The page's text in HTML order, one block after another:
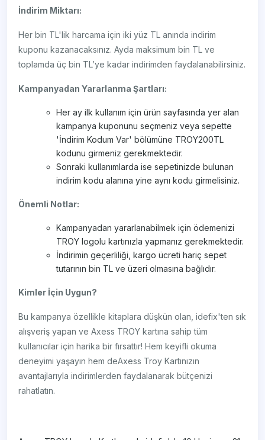
İndirim Miktarı:
Her bin TL'lik harcama için iki yüz TL anında indirim
kuponu kazanacaksınız. Ayda maksimum bin TL ve
toplamda üç bin TL’ye kadar indirimden faydalanabilirsiniz.
Kampanyadan Yararlanma Şartları:
Her ay ilk kullanım için ürün sayfasında yer alan
kampanya kuponunu seçmeniz veya sepette
'İndirim Kodum Var' bölümüne TROY200TL
kodunu girmeniz gerekmektedir.
Sonraki kullanımlarda ise sepetinizde bulunan
indirim kodu alanına yine aynı kodu girmelisiniz.
Önemli Notlar:
Kampanyadan yararlanabilmek için ödemenizi
TROY logolu kartınızla yapmanız gerekmektedir.
İndirimin geçerliliği, kargo ücreti hariç sepet
tutarının bin TL ve üzeri olmasına bağlıdır.
Kimler İçin Uygun?
Bu kampanya özellikle kitaplara düşkün olan, idefix'ten sık
alışveriş yapan ve Axess TROY kartına sahip tüm
kullanıcılar için harika bir fırsattır! Hem keyifli okuma
deneyimi yaşayın hem deAxess Troy Kartınızın
avantajlarıyla indirimlerden faydalanarak bütçenizi
rahatlatın.